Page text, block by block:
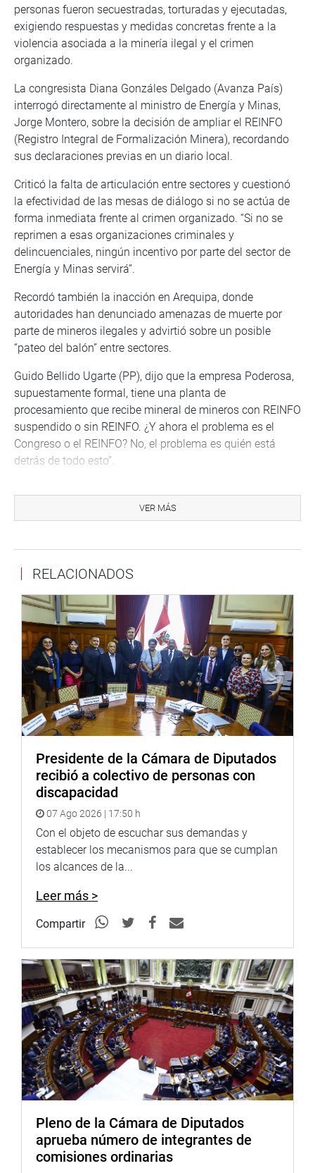
personas fueron secuestradas, torturadas y ejecutadas,
exigiendo respuestas y medidas concretas frente a la
violencia asociada a la minería ilegal y el crimen
organizado.
La congresista Diana Gonzáles Delgado (Avanza País)
interrogó directamente al ministro de Energía y Minas,
Jorge Montero, sobre la decisión de ampliar el REINFO
(Registro Integral de Formalización Minera), recordando
sus declaraciones previas en un diario local.
Criticó la falta de articulación entre sectores y cuestionó
la efectividad de las mesas de diálogo si no se actúa de
forma inmediata frente al crimen organizado. “Si no se
reprimen a esas organizaciones criminales y
delincuenciales, ningún incentivo por parte del sector de
Energía y Minas servirá”.
Recordó también la inacción en Arequipa, donde
autoridades han denunciado amenazas de muerte por
parte de mineros ilegales y advirtió sobre un posible
“pateo del balón” entre sectores.
Guido Bellido Ugarte (PP), dijo que la empresa Poderosa,
supuestamente formal, tiene una planta de
procesamiento que recibe mineral de mineros con REINFO
suspendido o sin REINFO. ¿Y ahora el problema es el
Congreso o el REINFO? No, el problema es quién está
detrás de todo esto”.
información detallada sobre sus relaciones contractuales
y solicitó la creación de una comisión especial con
Cruz Zeta Chunga (FP) planteó una acción directa de
fiscalización por parte de la comisión, proponiendo un
viaje a la zona afectada para conocer la situación de
primera mano. “Nuestro trabajo es fiscalizar in situ. Le
pido al presidente de la Comisión que podamos viajar a
Pataz para verificar la realidad y actuar con mayor
conocimiento”.
Carlos Alva Rojas (AP) criticó la decisión del Poder
Ejecutivo de paralizar la actividad en Pataz por 30 días y
“Bajó del avión, se fue directamente a La Poderosa y
regresó a Lima sin escuchar al pueblo. ¿Así se toman
decisiones en un país democrático?”, se preguntó.
También alertó sobre la corrupción en las direcciones
regionales de Energía y Minas y pidió funcionarios
técnicos en cargos claves. Sobre la paralización, advirtió
Pasión Dávila Atanasio (BS) cuestionó duramente al
Ejecutivo por la falta de un plan social ante la suspensión
dependen exclusivamente de la pequeña minería, y el
Estado les ha quitado el pan de la boca por 30 días, sin
ningún plan de contingencia social.
Denunció el abandono de los departamentos en materia
de infraestructura vial. “Las carreteras están en pésimas
condiciones, no solo en Pataz, también en todo el Perú.
En mi región, la carretera de Pasco a Huánuco está
destruida, pese a que la minera Nexa opera al costado, y
nadie dice nada”, expresó.
Propuso la creación de una comisión especial del
Congreso que investigue la situación de las grandes
mineras. “Es hora de sincerar las cosas, saber quiénes
VER MÁS
RELACIONADOS
Presidente de la Cámara de Diputados
recibió a colectivo de personas con
discapacidad
07 Ago 2026 | 17:50 h
Con el objeto de escuchar sus demandas y
establecer los mecanismos para que se cumplan
los alcances de la...
Leer más >
Compartir
Pleno de la Cámara de Diputados
aprueba número de integrantes de
comisiones ordinarias